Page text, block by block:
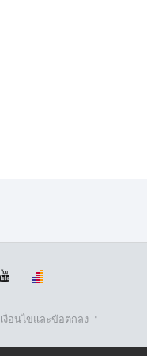
เงื่อนไขและข้อตกลง ·